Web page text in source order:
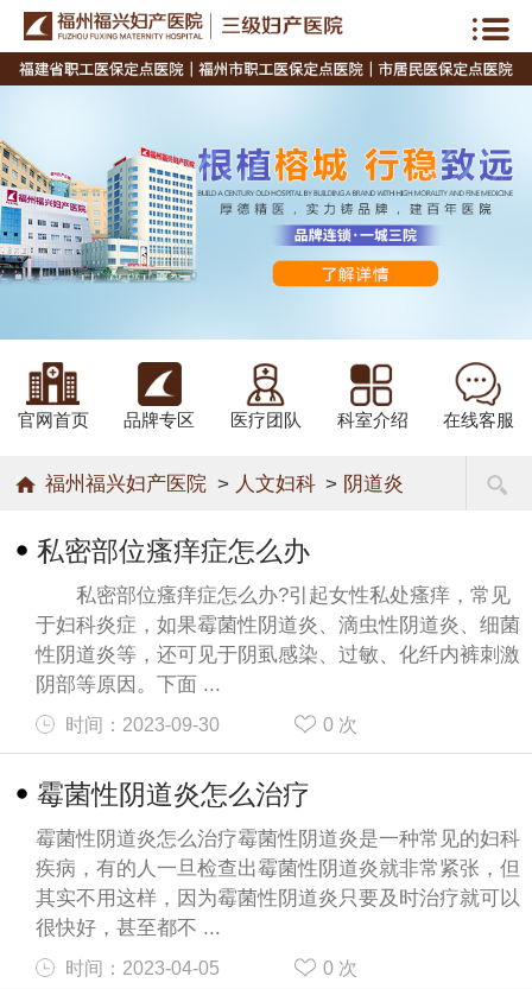
官网首页 品牌专区 医疗团队 科室介绍 在线客服
福州福兴妇产医院 > 人文妇科 > 阴道炎
私密部位瘙痒症怎么办
私密部位瘙痒症怎么办?引起女性私处瘙痒，常见
于妇科炎症，如果霉菌性阴道炎、滴虫性阴道炎、细菌
性阴道炎等，还可见于阴虱感染、过敏、化纤内裤刺激
阴部等原因。下面 ...
时间：2023-09-30 0 次
霉菌性阴道炎怎么治疗
霉菌性阴道炎怎么治疗霉菌性阴道炎是一种常见的妇科
疾病，有的人一旦检查出霉菌性阴道炎就非常紧张，但
其实不用这样，因为霉菌性阴道炎只要及时治疗就可以
很快好，甚至都不 ...
时间：2023-04-05 0 次